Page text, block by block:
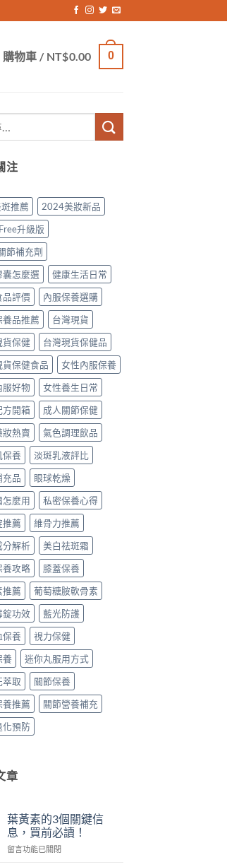
購物車 / NT$0.00 0
注
推薦
2024美妝新品
升級版
節補充劑
囊怎麼選
健康生活日常
品評價
內服保養選購
養品推薦
台灣現貨
貨保健
台灣現貨保健品
貨保健食品
女性內服保養
服好物
女性養生日常
方開箱
成人關節保健
妝熱賣
氣色調理飲品
保養
淡斑乳液評比
充品
眼球乾燥
怎麼用
私密保養心得
推薦
維骨力推薦
分解析
美白祛斑霜
養攻略
膝蓋保養
推薦
葡萄糖胺軟骨素
錠功效
藍光防護
保養
視力保健
養
迷你丸服用方式
萃取
關節保養
養推薦
關節營養補充
化預防
章
葉黃素的3個關鍵信
息，買前必讀！
在
留言功能已關閉